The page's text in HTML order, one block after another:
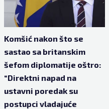
Komšić nakon što se
sastao sa britanskim
šefom diplomatije oštro:
“Direktni napad na
ustavni poredak su
postupci vladajuće